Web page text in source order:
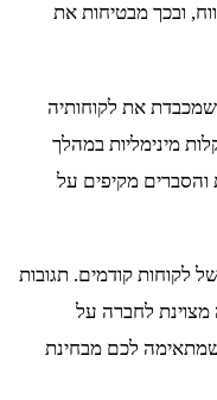
ובכך מבטיחות את
את לקוחותיה
מינימליות במהלך
והסברים מקיפים על
לקוחות קודמים. תגובות
מצוינת לחברה על
שמתאימה לכם מבחינת